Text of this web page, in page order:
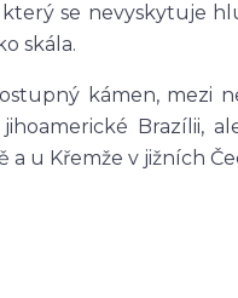
se nevyskytuje
skála.
kámen, mezi
Brazílii,
a u Křemže v jižních